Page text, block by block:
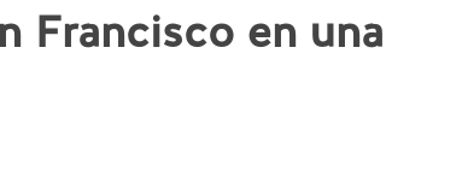
Francisco en una